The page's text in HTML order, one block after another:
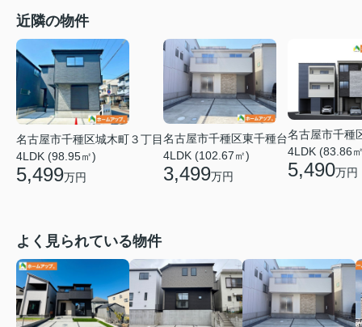
近隣の物件
名古屋市千種区城木町３丁目
4LDK (98.95㎡)
5,499万円
名古屋市千種区東千種台
4LDK (102.67㎡)
3,499万円
名古屋市千種
4LDK (83.86
5,490万円
よく見られている物件